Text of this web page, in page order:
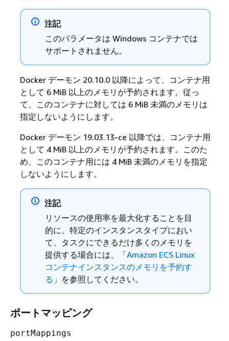
注記
このパラメータは Windows コンテナでは
サポートされません。
Docker デーモン 20.10.0 以降によって、コンテナ用
として 6 MiB 以上のメモリが予約されます。従っ
て、このコンテナに対しては 6 MiB 未満のメモリは
指定しないようにします。
Docker デーモン 19.03.13-ce 以降では、コンテナ用
として 4 MiB 以上のメモリが予約されます。このた
め、このコンテナ用には 4 MiB 未満のメモリを指定
しないようにします。
注記
リソースの使用率を最大化することを目
的に、特定のインスタンスタイプにおい
て、タスクにできるだけ多くのメモリを
提供する場合には、「Amazon ECS Linux
コンテナインスタンスのメモリを予約す
る 」を参照してください。
ポートマッピング
portMappings